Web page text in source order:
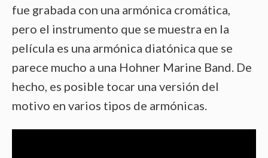
fue grabada con una armónica cromática,
pero el instrumento que se muestra en la
película es una armónica diatónica que se
parece mucho a una Hohner Marine Band. De
hecho, es posible tocar una versión del
motivo en varios tipos de armónicas.